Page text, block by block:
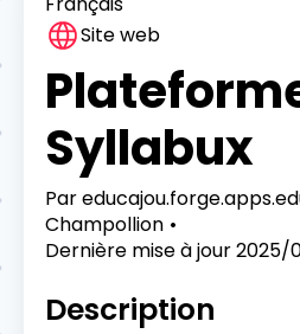
Site web
Syllabux
Par
Champollion
Dernière mise à jour2025/
Description